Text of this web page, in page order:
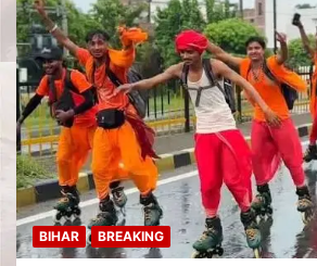
BIHAR BREAKING